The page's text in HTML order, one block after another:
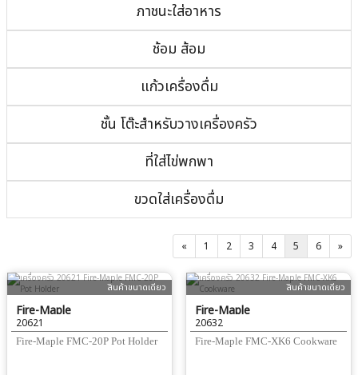
ภาชนะใส่อาหาร
ช้อม ส้อม
แก้วเครื่องดื่ม
ชั้น โต๊ะสำหรับวางเครื่องครัว
ที่ใส่ไข่พกพา
ขวดใส่เครื่องดื่ม
« 1 2 3 4 5 6 »
สินค้าขนาดเดียว
Fire-Maple
20621
Fire-Maple FMC-20P Pot Holder
สินค้าขนาดเดียว
Fire-Maple
20632
Fire-Maple FMC-XK6 Cookware